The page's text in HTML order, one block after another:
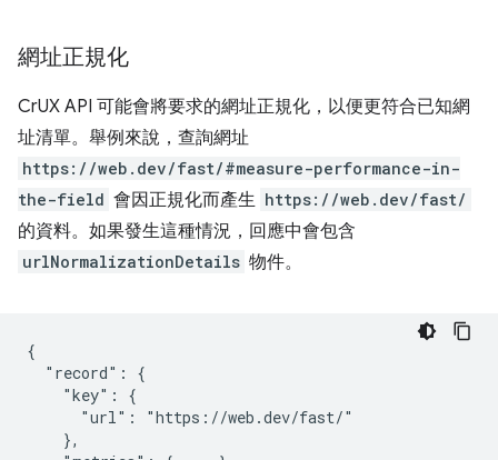
網址正規化
CrUX API 可能會將要求的網址正規化，以便更符合已知網
址清單。舉例來說，查詢網址
https://web.dev/fast/#measure-performance-in-
the-field 會因正規化而產生 https://web.dev/fast/
的資料。如果發生這種情況，回應中會包含
urlNormalizationDetails 物件。
{
  "record": {
    "key": {
      "url": "https://web.dev/fast/"
    },